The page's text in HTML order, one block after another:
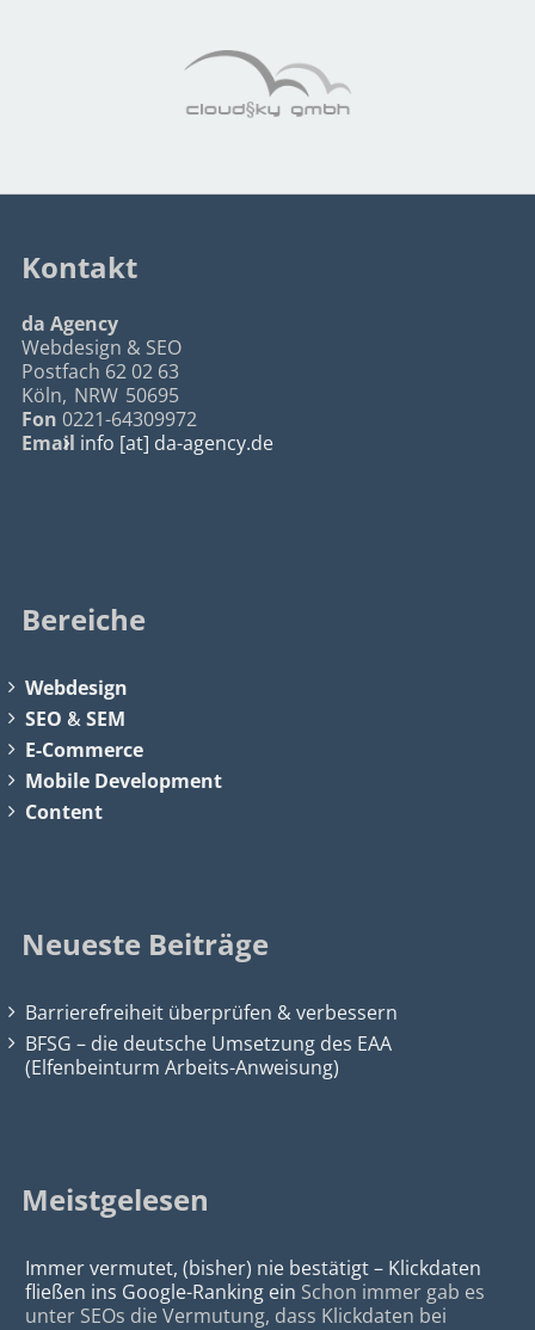
Kontakt
da Agency
Webdesign & SEO
Postfach 62 02 63
Köln, NRW 50695
Fon 0221-64309972
Email info [at] da-agency.de
Bereiche
Webdesign
SEO &SEM
E-Commerce
Mobile Development
Content
Neueste Beiträge
Barrierefreiheit überprüfen & verbessern
BFSG – die deutsche Umsetzung des EAA
(Elfenbeinturm Arbeits-Anweisung)
Meistgelesen
Immer vermutet, (bisher) nie bestätigt – Klickdaten
fließen ins Google-Ranking ein Schon immer gab es
unter SEOs die Vermutung, dass Klickdaten bei